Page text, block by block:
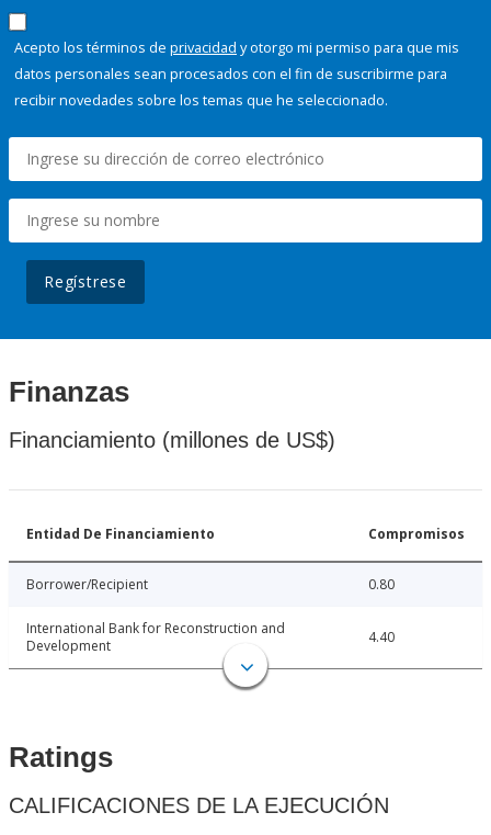
Acepto los términos de privacidad y otorgo mi permiso para que mis
datos personales sean procesados con el fin de suscribirme para
recibir novedades sobre los temas que he seleccionado.
Regístrese
Finanzas
Financiamiento (millones de US$)
Entidad De Financiamiento Compromisos
Borrower/Recipient 0.80
International Bank for Reconstruction and
Development
4.40
Ratings
CALIFICACIONES DE LA EJECUCIÓN